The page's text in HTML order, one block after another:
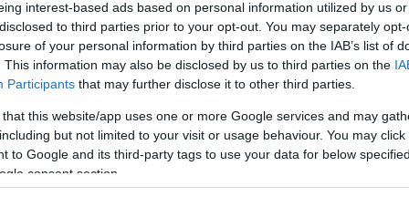
interest-based ads based on personal information utilized by us
to third parties prior to your opt-out. You may separately
of your personal information by third parties on the IAB’s list of
This information may also be disclosed by us to third parties on the
Participants that may further disclose it to other third parties.
that this website/app uses one or more Google services and may
but not limited to your visit or usage behaviour. You may
to Google and its third-party tags to use your data for below
consent section.
túl Star Trek a tévében Sötétségben – Star Trek